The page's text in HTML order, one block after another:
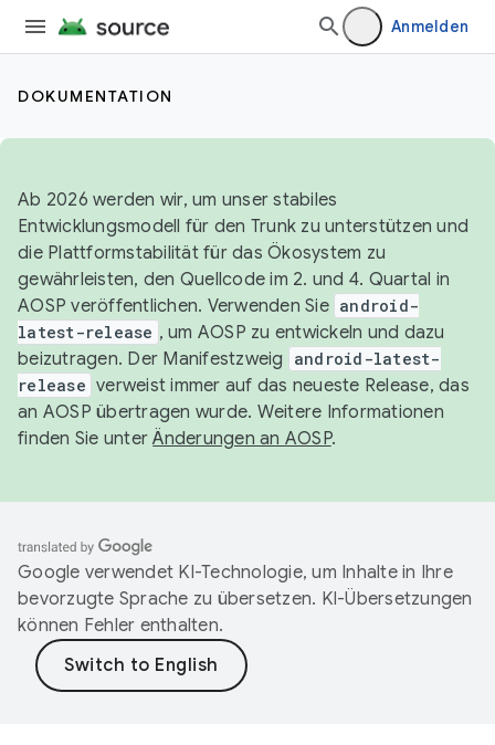
Anmelden
DOKUMENTATION
Ab 2026 werden wir, um unser stabiles
Entwicklungsmodell für den Trunk zu unterstützen und
die Plattformstabilität für das Ökosystem zu
gewährleisten, den Quellcode im 2. und 4. Quartal in
AOSP veröffentlichen. Verwenden Sie android-
latest-release , um AOSP zu entwickeln und dazu
beizutragen. Der Manifestzweig
android-latest-
release verweist immer auf das neueste Release, das
an AOSP übertragen wurde. Weitere Informationen
finden Sie unterÄnderungen an AOSP.
Google verwendet KI-Technologie, um Inhalte in Ihre
bevorzugte Sprache zu übersetzen. KI-Übersetzungen
können Fehler enthalten.